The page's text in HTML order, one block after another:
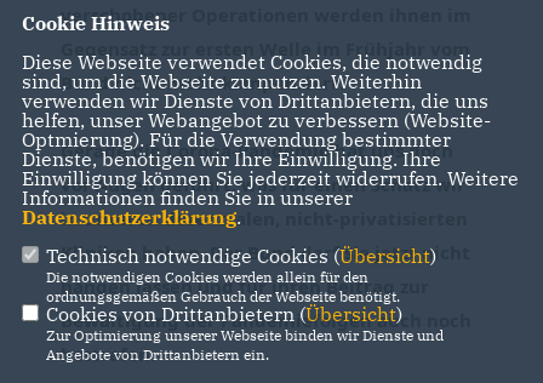
verschobener Operationen werden ihnen im
Gegensatz zur ersten Welle im Frühjahr vom
Bund nicht mehr kompensiert.
Gerade die Corona-Pandemie hat uns doch
vor Augen geführt, was für einen Schatz wir
in unseren dezentralen, nicht-privatisierten
Kliniken haben. Der Bund darf sie jetzt nicht
hängen lassen und für ihren Beitrag zur
Bewältigung der Pandemiefolgen auch noch
bestrafen.
Cookie Hinweis
Diese Webseite verwendet Cookies, die notwendig
sind, um die Webseite zu nutzen. Weiterhin
verwenden wir Dienste von Drittanbietern, die uns
helfen, unser Webangebot zu verbessern (Website-
Optmierung). Für die Verwendung bestimmter
Dienste, benötigen wir Ihre Einwilligung. Ihre
Einwilligung können Sie jederzeit widerrufen. Weitere
Informationen finden Sie in unserer
Datenschutzerklärung.
Technisch notwendige Cookies (Übersicht)
Die notwendigen Cookies werden allein für den
ordnungsgemäßen Gebrauch der Webseite benötigt.
Cookies von Drittanbietern (Übersicht)
Zur Optimierung unserer Webseite binden wir Dienste und
Angebote von Drittanbietern ein.